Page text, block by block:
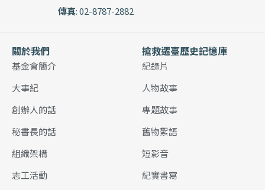
傳真: 02-8787-2882
關於我們
基金會簡介
大事紀
創辦人的話
秘書長的話
組織架構
志工活動
搶救遷臺歷史記憶庫
紀錄片
人物故事
專題故事
舊物絮語
短影音
紀實書寫